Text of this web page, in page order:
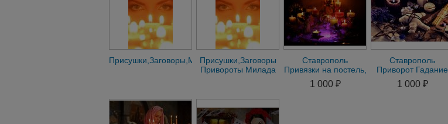
Присушки,Заговоры,МиладаПрисушки,Заговоры
Привороты Милада
Ставрополь
Привязки на постель,
присушки. Помощь в
день обращения
1 000 ₽
Ставрополь
Приворот Гадание
Снять Порчу Остуда
Рассорка Присушка
1 000 ₽